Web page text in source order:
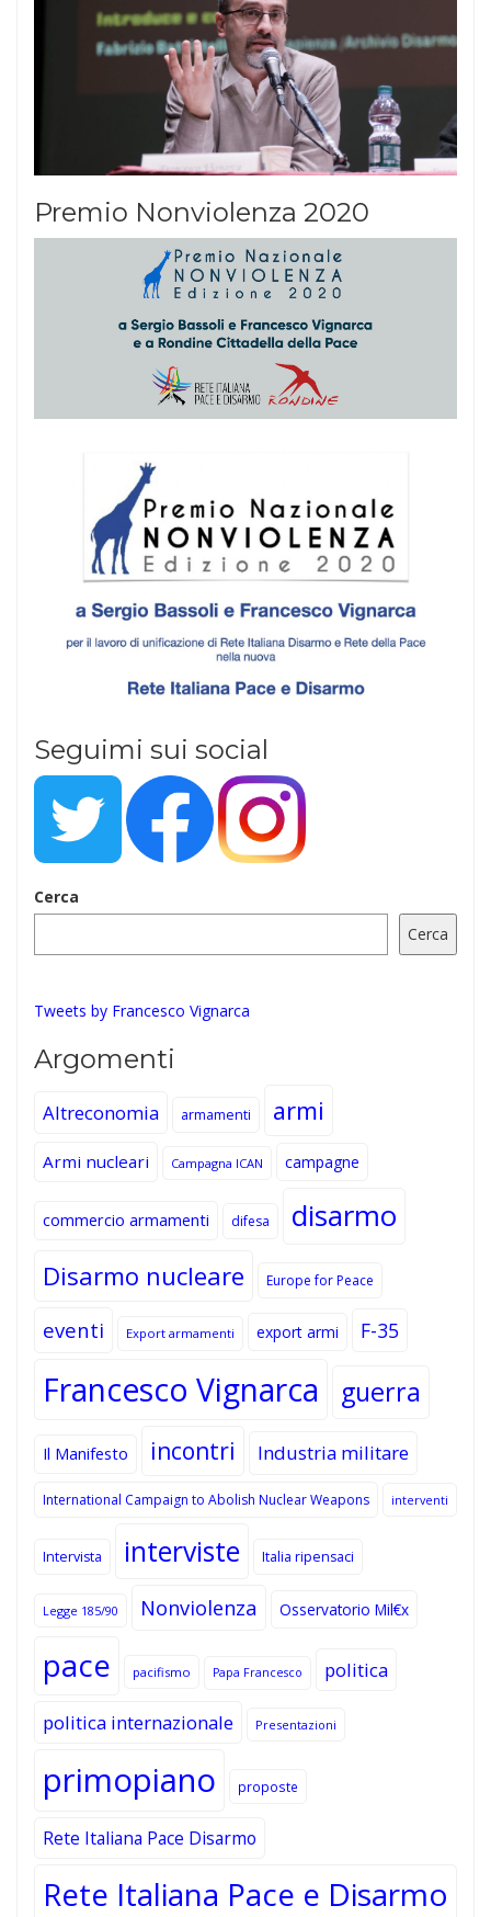
Premio Nonviolenza 2020
Seguimi sui social
Cerca
Cerca
Tweets by Francesco Vignarca
Argomenti
Altreconomia armamenti armi
Armi nucleari Campagna ICAN campagne
commercio armamenti difesa disarmo
Disarmo nucleare Europe for Peace
eventi Export armamenti export armi F-35
Francesco Vignarca guerra
Il Manifesto incontri Industria militare
International Campaign to Abolish Nuclear Weapons interventi
Intervista interviste Italia ripensaci
Legge 185/90 Nonviolenza Osservatorio Mil€x
pace pacifismo Papa Francesco politica
politica internazionale Presentazioni
primopiano proposte
Rete Italiana Pace Disarmo
Rete Italiana Pace e Disarmo